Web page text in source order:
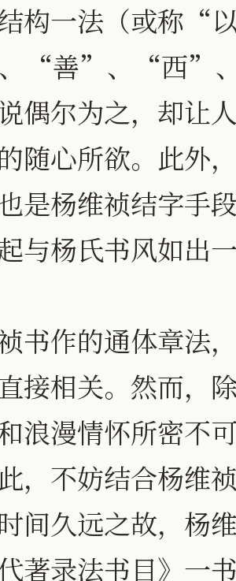
构一法（或称“
“善”、“西”
偶尔为之，却让
随心所欲。此外
是杨维祯结字手
与杨氏书风如出
作的通体章法，
接相关。然而，
浪漫情怀所密不
，不妨结合杨维
久远之故，杨维
著录法书目》一